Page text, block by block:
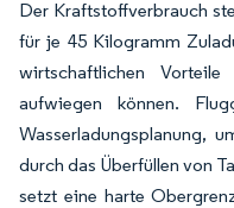
Der Kraftstoffverbrauch
für je 45 Kilogramm
wirtschaftlichen Vorteile
aufwiegen können.
Wasserladungsplanung,
durch das Überfüllen von
setzt eine harte